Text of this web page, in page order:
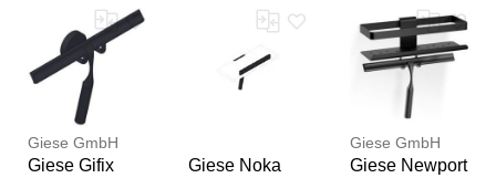
Glasabzieher,
zum
Einhängen
Einhängen,
schwarz matt
Giese GmbH
Giese Gifix
Giese Noka
Giese GmbH
Giese Newport